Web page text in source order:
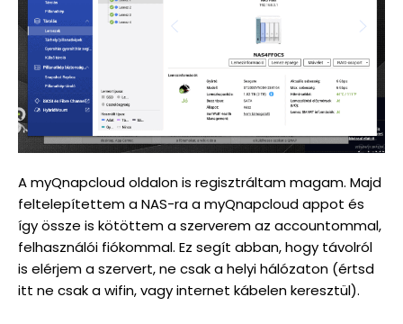
A myQnapcloud oldalon is regisztráltam magam. Majd
feltelepítettem a NAS-ra a myQnapcloud appot és
így össze is kötöttem a szerverem az accountommal,
felhasználói fiókommal. Ez segít abban, hogy távolról
is elérjem a szervert, ne csak a helyi hálózaton (értsd
itt ne csak a wifin, vagy internet kábelen keresztül).